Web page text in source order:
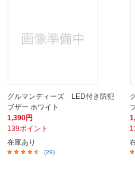
グルマンディーズ LED付き防犯
ブザー ホワイト
1,390円
139ポイント
在庫あり
(29)